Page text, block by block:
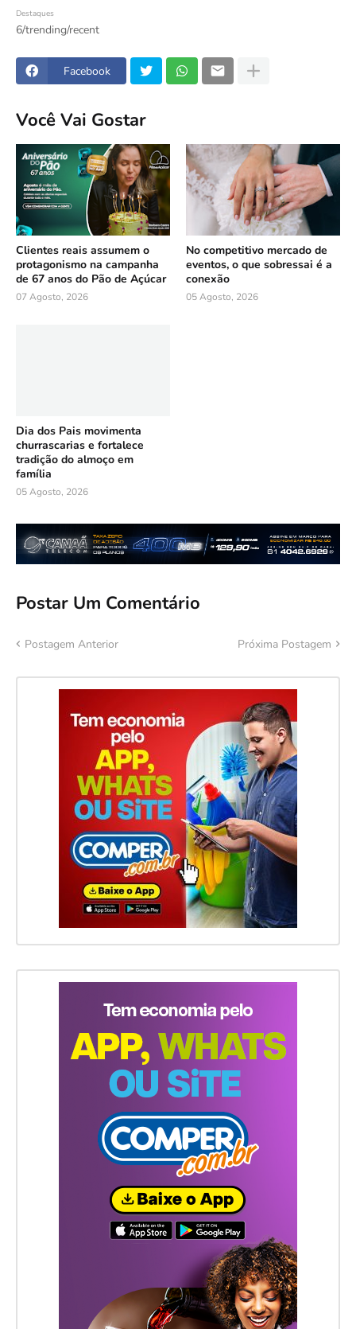
Destaques
6/trending/recent
Facebook
Você Vai Gostar
Clientes reais assumem o
protagonismo na campanha
de 67 anos do Pão de Açúcar
07 Agosto, 2026
No competitivo mercado de
eventos, o que sobressai é a
conexão
05 Agosto, 2026
Dia dos Pais movimenta
churrascarias e fortalece
tradição do almoço em
família
05 Agosto, 2026
Postar Um Comentário
Postagem Anterior Próxima Postagem